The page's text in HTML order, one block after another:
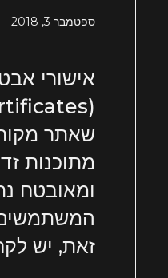
ספטמבר 3, 2018
אישורי
שאתר
מתוכנות
ומאובטח
המשתמשים
זאת, יש